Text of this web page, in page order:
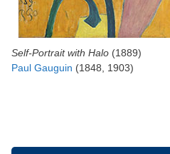
Self-Portrait with Halo (1889)
Paul Gauguin (1848, 1903)